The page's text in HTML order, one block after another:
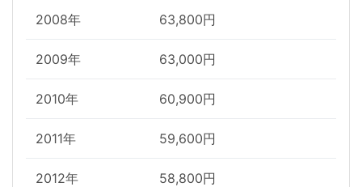
2008年 63,800円
2009年 63,000円
2010年 60,900円
2011年 59,600円
2012年 58,800円